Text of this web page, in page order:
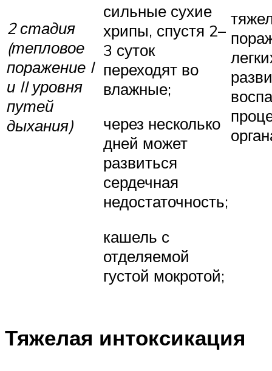
2 стадия
(тепловое
поражение I
и II уровня
путей
дыхания)
сильные сухие
хрипы, спустя 2–
3 суток
переходят во
влажные;
через несколько
дней может
развиться
сердечная
недостаточность;
кашель с
отделяемой
густой мокротой;
Тяжелая интоксикация